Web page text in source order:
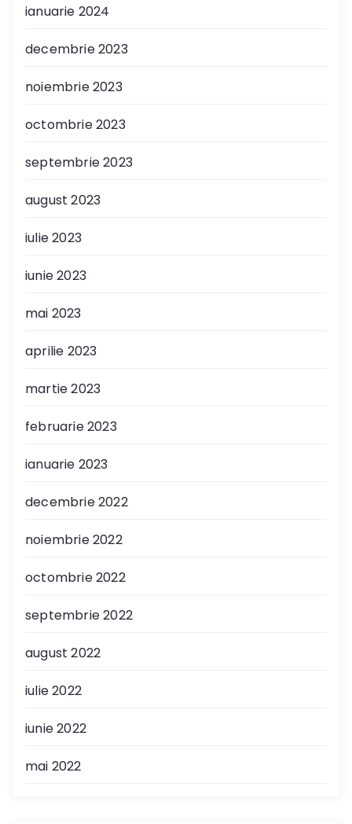
ianuarie 2024
decembrie 2023
noiembrie 2023
octombrie 2023
septembrie 2023
august 2023
iulie 2023
iunie 2023
mai 2023
aprilie 2023
martie 2023
februarie 2023
ianuarie 2023
decembrie 2022
noiembrie 2022
octombrie 2022
septembrie 2022
august 2022
iulie 2022
iunie 2022
mai 2022